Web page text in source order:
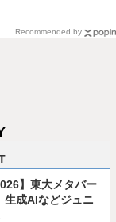
Recommended by
】東大メタバー
生成AIなどジュニ